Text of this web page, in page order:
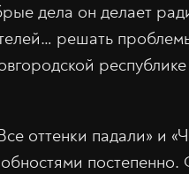
дела он делает
решать
оттенки падали» и